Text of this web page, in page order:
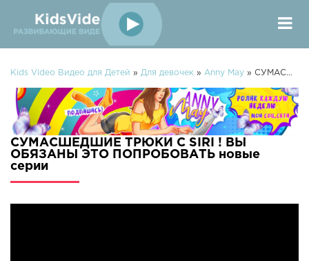
Kids Video Видео для Детей » Для девочек » Anny May » СУМАСШЕДШИЕ ТРЮКИ С SIRI ! ВЫ ОБЯЗАНЫ ЭТО ПОПРОБОВАТЬ
СУМАСШЕДШИЕ ТРЮКИ С SIRI ! ВЫ
ОБЯЗАНЫ ЭТО ПОПРОБОВАТЬ новые
серии